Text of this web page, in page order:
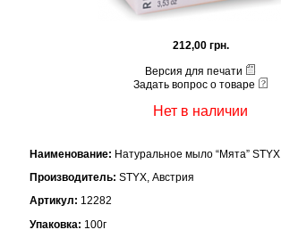
212,00 грн.
Версия для печати
Задать вопрос о товаре
Нет в наличии
Наименование: Натуральное мыло “Мята” STYX
Производитель: STYX, Австрия
Артикул: 12282
Упаковка: 100г